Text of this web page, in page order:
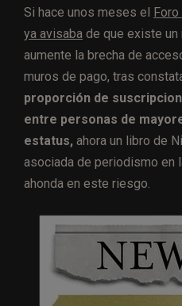
Si hace unos meses el
ya avisaba de que existe
aumente la brecha de
muros de pago, tras
proporción de
entre personas de
estatus, ahora un libro de
asociada de periodismo en
ahonda en este riesgo.